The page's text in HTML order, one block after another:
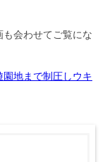
会わせてご覧にな
地まで制圧しウキ